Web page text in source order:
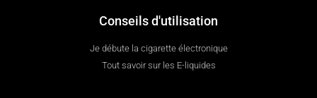
Conseils d'utilisation
Je débute la cigarette électronique
Tout savoir sur les E-liquides